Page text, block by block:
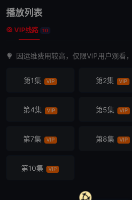
爱的便利店店员·内村克己因为一次受
恋爱关系中只追求自己利益最大化的真
变化，最终有情人终成眷属。比起轰轰
厨艺及长相都超一流、身有隐情谜团重
落自己的丈夫离婚，她与...
播放列表
VIP线路 10
因运维费用较高，仅限VIP用户观看
第1集 VIP 第2集 VIP
第4集 VIP 第5集 VIP
第7集 VIP 第8集 VIP
第10集 VIP